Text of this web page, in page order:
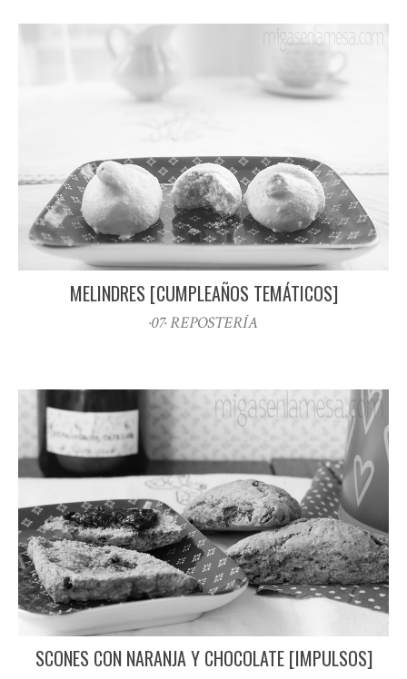
MELINDRES [CUMPLEAÑOS TEMÁTICOS]
·07· REPOSTERÍA
SCONES CON NARANJA Y CHOCOLATE [IMPULSOS]